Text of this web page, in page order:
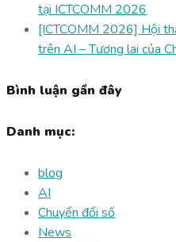
tại ICTCOMM 2026
[ICTCOMM 2026] Hội
trên AI – Tương lai của
Bình luận gần đây
Danh mục:
blog
AI
Chuyển đổi số
News